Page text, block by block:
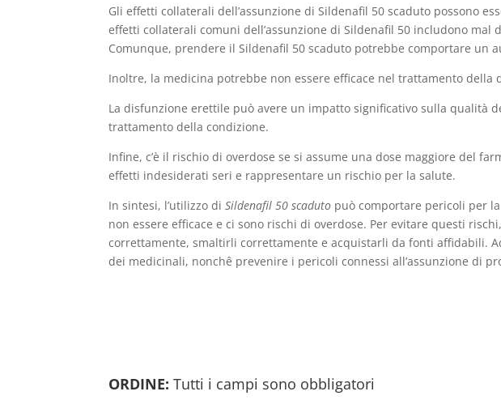
Gli effetti collaterali dell’assunzione di Sildenafil 50 scaduto possono
effetti collaterali comuni dell’assunzione di Sildenafil 50 includono
Comunque, prendere il Sildenafil 50 scaduto potrebbe comportare
Inoltre, la medicina potrebbe non essere efficace nel trattamento
La disfunzione erettile può avere un impatto significativo sulla qualità
trattamento della condizione.
Infine, c’è il rischio di overdose se si assume una dose maggiore del
effetti indesiderati seri e rappresentare un rischio per la salute.
In sintesi, l’utilizzo diSildenafil 50 scaduto può comportare pericoli per
non essere efficace e ci sono rischi di overdose. Per evitare questi
correttamente, smaltirli correttamente e acquistarli da fonti affidabili.
dei medicinali, nonchê prevenire i pericoli connessi all’assunzione di
ORDINE: Tutti i campi sono obbligatori